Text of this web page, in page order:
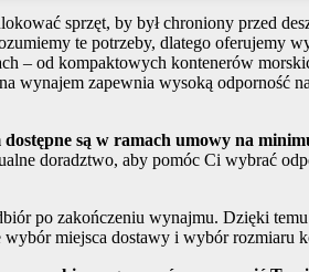
sprzęt, by był chroniony przed
te potrzeby, dlatego oferujemy
– od kompaktowych kontenerów
wynajem zapewnia wysoką odporność
są w ramach umowy na
doradztwo, aby pomóc Ci wybrać
po zakończeniu wynajmu. Dzięki temu
miejsca dostawy i wybór rozmiaru